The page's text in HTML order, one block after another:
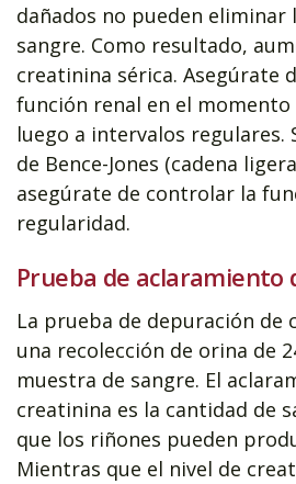
dañados no pueden eliminar
sangre. Como resultado,
creatinina sérica. Asegúrate
función renal en el
luego a intervalos regulares.
de Bence-Jones (cadena
asegúrate de controlar la
regularidad.
Prueba de aclaramiento
La prueba de depuración de
una recolección de orina de
muestra de sangre. El
creatinina es la cantidad de
que los riñones pueden
Mientras que el nivel de